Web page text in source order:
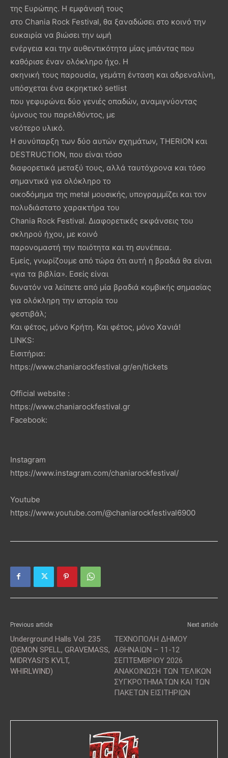
της Ευρώπης. Η εμφάνισή τους
στο Chania Rock Festival, θα ξαναδώσει στο κοινό την
ευκαιρία να βιώσει την ωμή
ενέργεια και την αυθεντικότητα μίας μπάντας που
καθόρισε έναν ολόκληρο ήχο. Η
σκηνική τους παρουσία, γεμάτη ένταση και αδρεναλίνη,
υπόσχεται ένα εκρηκτικό setlist
που γεφυρώνει δύο γενιές οπαδών, αναμιγνύοντας
ύμνους του παρελθόντος, με
νεότερο υλικό.
Η συνύπαρξη των δύο αυτών σχημάτων, THERION και
DESTRUCTION, που είναι τόσο
διαφορετικά μεταξύ τους, αλλά ταυτόχρονα και τόσο
σημαντικά για ολόκληρο το
οικοδόμημα της metal μουσικής, υπογραμμίζει και τον
πολυδιάστατο χαρακτήρα του
Chania Rock Festival. Διαφορετικές εκφάνσεις του
σκληρού ήχου, με κοινό
παρονομαστή την ποιότητα και τη συνέπεια.
Εμείς, γνωρίζουμε από τώρα ότι αυτή η βραδιά θα είναι
«για τα βιβλία». Εσείς είναι
δυνατόν να λείπετε από μία βραδιά κομβικής σημασίας
για ολόκληρη την ιστορία του
φεστιβάλ;
Και φέτος, μόνο Κρήτη. Και φέτος, μόνο Χανιά!
LINKS:
Εισιτήρια:
https://www.chaniarockfestival.gr/en/tickets
Official website :
https://www.chaniarockfestival.gr
Facebook:
Instagram
https://www.instagram.com/chaniarockfestival/
Youtube
https://www.youtube.com/@chaniarockfestival6900
Previous article
Underground Halls Vol. 235
(DEMON SPELL, GRAVEMASS,
MIDRYASI’S KVLT,
WHIRLWIND)
Next article
ΤΕΧΝΟΠΟΛΗ ΔΗΜΟΥ
ΑΘΗΝΑΙΩΝ – 11-12
ΣΕΠΤΕΜΒΡΙΟΥ 2026
ΑΝΑΚΟΙΝΩΣΗ ΤΩΝ ΤΕΛΙΚΩΝ
ΣΥΓΚΡΟΤΗΜΑΤΩΝ ΚΑΙ ΤΩΝ
ΠΑΚΕΤΩΝ ΕΙΣΙΤΗΡΙΩΝ